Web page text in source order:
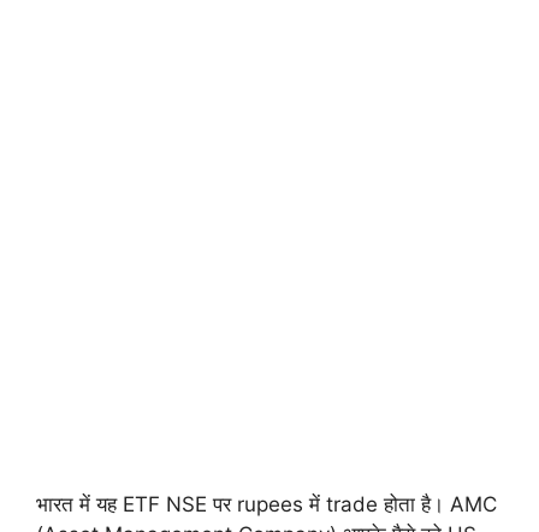
भारत में यह ETF NSE पर rupees में trade होता है। AMC